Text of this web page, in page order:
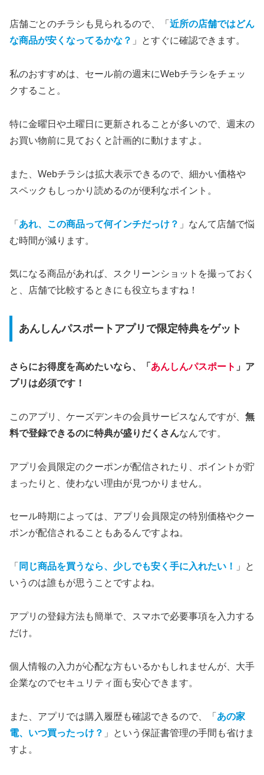
店舗ごとのチラシも見られるので、「 近所の店舗ではどん
な商品が安くなってるかな？ 」とすぐに確認できます。
私のおすすめは、セール前の週末にWebチラシをチェッ
クすること。
特に金曜日や土曜日に更新されることが多いので、週末の
お買い物前に見ておくと計画的に動けますよ。
また、Webチラシは拡大表示できるので、細かい価格や
スペックもしっかり読めるのが便利なポイント。
「 あれ、この商品って何インチだっけ？ 」なんて店舗で悩
む時間が減ります。
気になる商品があれば、スクリーンショットを撮っておく
と、店舗で比較するときにも役立ちますね！
あんしんパスポートアプリで限定特典をゲット
さらにお得度を高めたいなら、「 あんしんパスポート 」ア
プリは必須です！
このアプリ、ケーズデンキの会員サービスなんですが、 無
料で登録できるのに特典が盛りだくさんなんです。
アプリ会員限定のクーポンが配信されたり、ポイントが貯
まったりと、使わない理由が見つかりません。
セール時期によっては、アプリ会員限定の特別価格やクー
ポンが配信されることもあるんですよね。
「 同じ商品を買うなら、少しでも安く手に入れたい！
」と
いうのは誰もが思うことですよね。
アプリの登録方法も簡単で、スマホで必要事項を入力する
だけ。
個人情報の入力が心配な方もいるかもしれませんが、大手
企業なのでセキュリティ面も安心できます。
また、アプリでは購入履歴も確認できるので、「 あの家
電、いつ買ったっけ？ 」という保証書管理の手間も省けま
すよ。